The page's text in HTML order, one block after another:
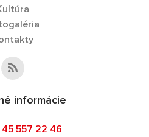
informácie
45 557 22 46